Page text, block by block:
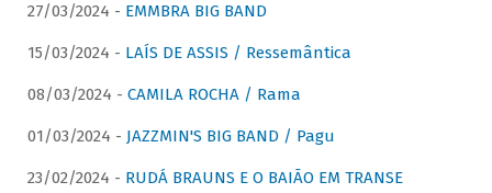
27/03/2024 - EMMBRA BIG BAND
15/03/2024 - LAÍS DE ASSIS / Ressemântica
08/03/2024 - CAMILA ROCHA / Rama
01/03/2024 - JAZZMIN'S BIG BAND / Pagu
23/02/2024 - RUDÁ BRAUNS E O BAIÃO EM TRANSE